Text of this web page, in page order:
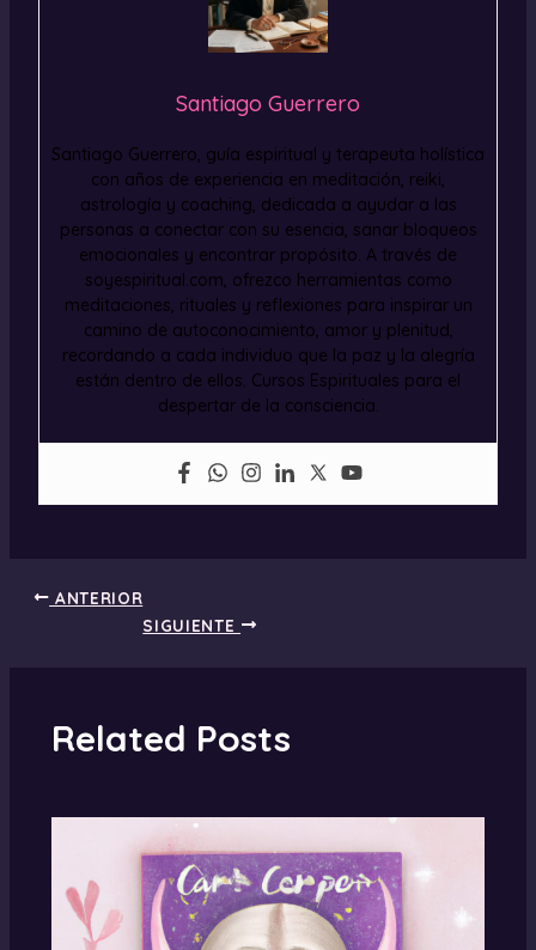
Santiago Guerrero
Santiago Guerrero, guía espiritual y terapeuta holística
con años de experiencia en meditación, reiki,
astrología y coaching, dedicada a ayudar a las
personas a conectar con su esencia, sanar bloqueos
emocionales y encontrar propósito. A través de
soyespiritual.com, ofrezco herramientas como
meditaciones, rituales y reflexiones para inspirar un
camino de autoconocimiento, amor y plenitud,
recordando a cada individuo que la paz y la alegría
están dentro de ellos. Cursos Espirituales para el
despertar de la consciencia.
ANTERIOR
SIGUIENTE
Related Posts